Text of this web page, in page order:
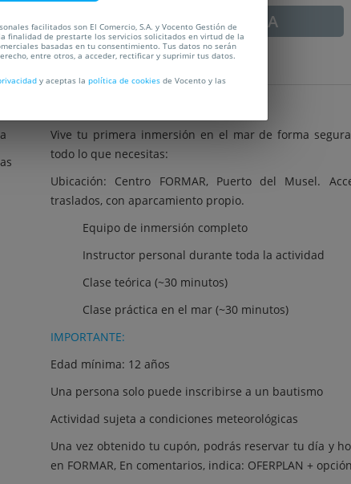
CADUCADA
Vive tu primera inmersión en el mar de forma
todo lo que necesitas:
Ubicación: Centro FORMAR, Puerto del Musel.
traslados, con aparcamiento propio.
Equipo de inmersión completo
Instructor personal durante toda la actividad
Clase teórica (~30 minutos)
Clase práctica en el mar (~30 minutos)
IMPORTANTE:
Edad mínima: 12 años
Una persona solo puede inscribirse a un bautismo
Actividad sujeta a condiciones meteorológicas
Una vez obtenido tu cupón, podrás reservar tu día y
en FORMAR, En comentarios, indica: OFERPLAN +
facilitados son El Comercio, S.A. y Vocento Gestión de
finalidad de prestarte los servicios solicitados en virtud de la
basadas en tu consentimiento. Tus datos no serán
entre otros, a acceder, rectificar y suprimir tus datos.
y aceptas la política de cookies de Vocento y las